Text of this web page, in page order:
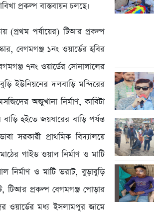
প্রকল্প বাস্তবায়ন চলছে।
(প্রথম পর্যায়ের) টিআর প্রকল্প
বেগমগঞ্জ ১নং ওয়ার্ডের হবির
৭নং ওয়ার্ডের সোনালালের
ইউনিয়নের দলবাড়ি মন্দিরের
অজুখানা নির্মাণ, কাবিটা
হইতে জয়ধারের বাড়ি পর্যন্ত
সরকারী প্রাথমিক বিদ্যালয়ে
গাইড ওয়াল নির্মাণ ও মাটি
নির্মাণ ও মাটি ভরাট, বুড়াবুড়ি
টিআর প্রকল্প বেগমগঞ্জ পোড়ার
ওয়ার্ডের মধ্য ইসলামপুর জামে